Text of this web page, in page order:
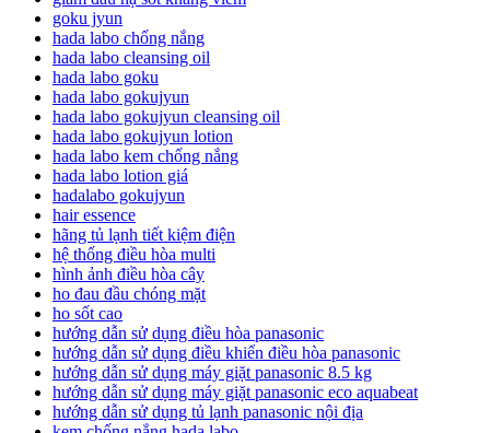
goku jyun
hada labo chống nắng
hada labo cleansing oil
hada labo goku
hada labo gokujyun
hada labo gokujyun cleansing oil
hada labo gokujyun lotion
hada labo kem chống nắng
hada labo lotion giá
hadalabo gokujyun
hair essence
hãng tủ lạnh tiết kiệm điện
hệ thống điều hòa multi
hình ảnh điều hòa cây
ho đau đầu chóng mặt
ho sốt cao
hướng dẫn sử dụng điều hòa panasonic
hướng dẫn sử dụng điều khiển điều hòa panasonic
hướng dẫn sử dụng máy giặt panasonic 8.5 kg
hướng dẫn sử dụng máy giặt panasonic eco aquabeat
hướng dẫn sử dụng tủ lạnh panasonic nội địa